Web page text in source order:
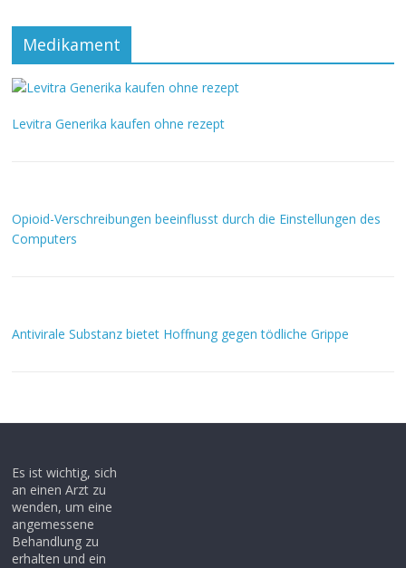
Medikament
Levitra Generika kaufen ohne rezept
Opioid-Verschreibungen beeinflusst durch die Einstellungen des
Computers
Antivirale Substanz bietet Hoffnung gegen tödliche Grippe
Es ist wichtig, sich
an einen Arzt zu
wenden, um eine
angemessene
Behandlung zu
erhalten und ein